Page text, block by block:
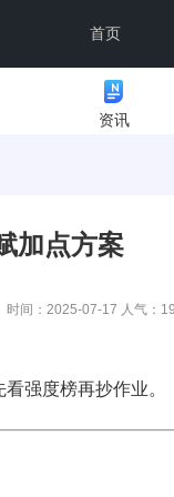
首页
资讯
加点方案
时间：2025-07-17 人气：
强度榜再抄作业。